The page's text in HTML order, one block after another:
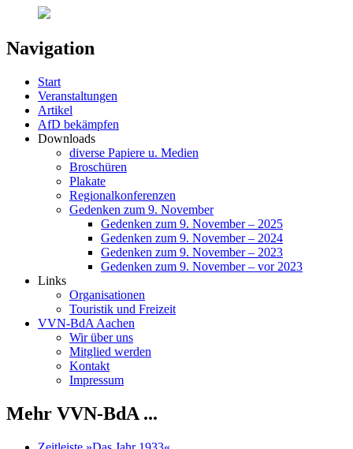
Navigation
Start
Veranstaltungen
Artikel
AfD bekämpfen
Downloads
diverse Papiere u. Medien
Broschüren
Plakate
Regionalkonferenzen
Gedenken zum 9. November
Gedenken zum 9. November – 2025
Gedenken zum 9. November – 2024
Gedenken zum 9. November – 2023
Gedenken zum 9. November – vor 2023
Links
Organisationen
Touristik und Freizeit
VVN-BdA Aachen
Wir über uns
Mitglied werden
Kontakt
Impressum
Mehr VVN-BdA ...